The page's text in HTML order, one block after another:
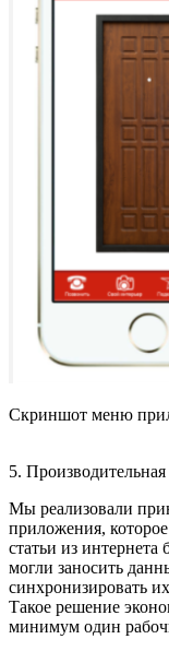
Скриншот меню
5.
Мы реализовали
приложения,
статьи из
могли заносить
синхронизировать
Такое решение
минимум один